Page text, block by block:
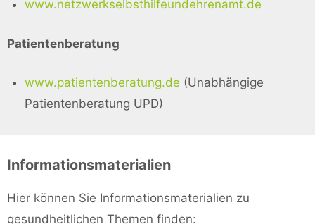
www.netzwerkselbsthilfeundehrenamt.de
Patientenberatung
www.patientenberatung.de (Unabhängige
Patientenberatung UPD)
Informationsmaterialien
Hier können Sie Informationsmaterialien zu
gesundheitlichen Themen finden: